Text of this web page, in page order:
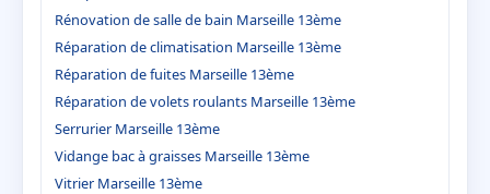
Rénovation de salle de bain Marseille 13ème
Réparation de climatisation Marseille 13ème
Réparation de fuites Marseille 13ème
Réparation de volets roulants Marseille 13ème
Serrurier Marseille 13ème
Vidange bac à graisses Marseille 13ème
Vitrier Marseille 13ème